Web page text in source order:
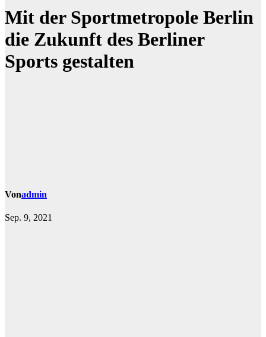
Mit der Sportmetropole Berlin
die Zukunft des Berliner
Sports gestalten
Vonadmin
Sep. 9, 2021